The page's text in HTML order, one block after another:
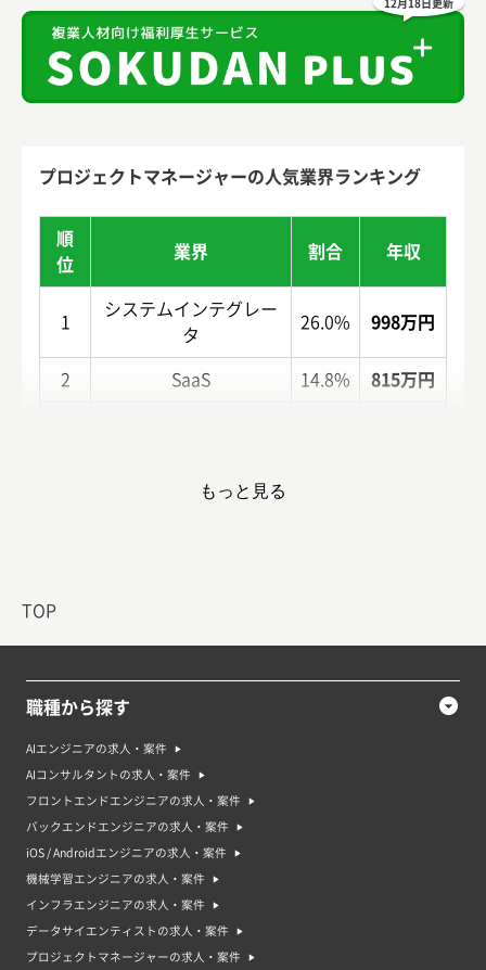
TOP
12月18日更新
プロジェクトマネージャーの人気業界ランキング
順
位
業界 割合 年収
1
システムインテグレー
タ
26.0% 998万円
2 SaaS 14.8% 815万円
コンサルティング
1 要件定義・設計
2 システム開発経験
3 進捗管理（ディレクション）
4 保守・運用管理
5 ドキュメント作成
もっと見る
職種から探す
AIエンジニアの求人・案件
AIコンサルタントの求人・案件
フロントエンドエンジニアの求人・案件
バックエンドエンジニアの求人・案件
iOS / Androidエンジニアの求人・案件
機械学習エンジニアの求人・案件
インフラエンジニアの求人・案件
データサイエンティストの求人・案件
プロジェクトマネージャーの求人・案件